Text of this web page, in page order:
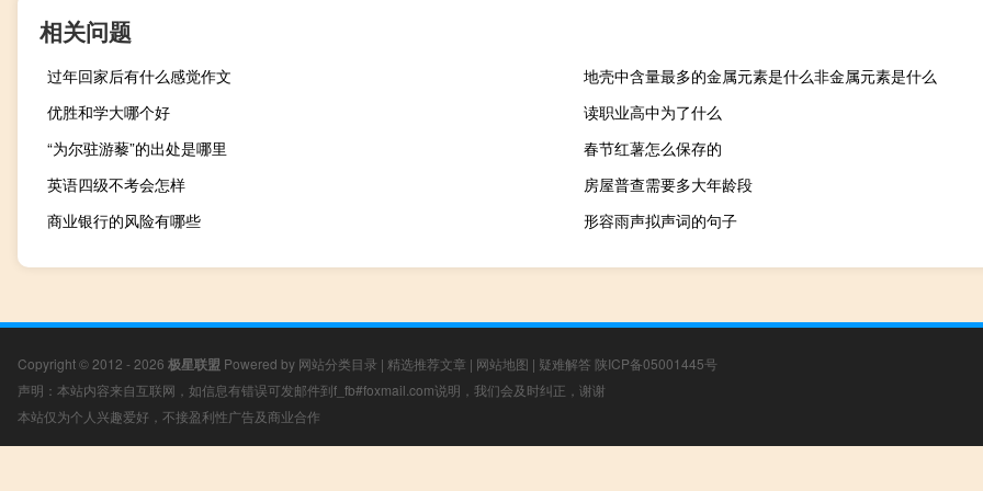
相关问题
过年回家后有什么感觉作文
地壳中含量最多的金属元素是什么非金属元素是什么
优胜和学大哪个好
读职业高中为了什么
“为尔驻游藜”的出处是哪里
春节红薯怎么保存的
英语四级不考会怎样
房屋普查需要多大年龄段
商业银行的风险有哪些
形容雨声拟声词的句子
Copyright © 2012 - 2026 极星联盟 Powered by 网站分类目录 | 精选推荐文章 | 网站地图 | 疑难解答 陕ICP备05001445号
声明：本站内容来自互联网，如信息有错误可发邮件到f_fb#foxmail.com说明，我们会及时纠正，谢谢
本站仅为个人兴趣爱好，不接盈利性广告及商业合作